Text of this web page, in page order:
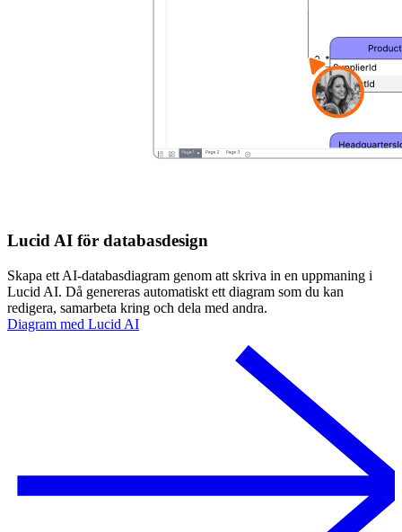
Lucid AI för databasdesign
Skapa ett AI-databasdiagram genom att skriva in en uppmaning i
Lucid AI. Då genereras automatiskt ett diagram som du kan
redigera, samarbeta kring och dela med andra.
Diagram med Lucid AI